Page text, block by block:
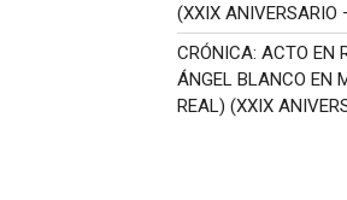
(XXIX
CRÓNICA: ACTO EN
ÁNGEL BLANCO EN
REAL) (XXIX